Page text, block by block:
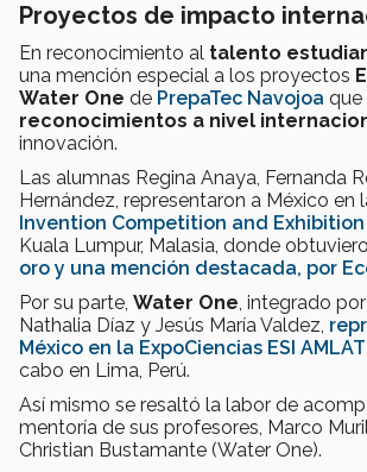
Proyectos de impacto
En reconocimiento al talento
una mención especial a los proyectos
Water One de PrepaTec Navojoa que
reconocimientos a nivel
innovación.
Las alumnas Regina Anaya, Fernanda
Hernández, representaron a México en
Invention Competition and Exhibition
Kuala Lumpur, Malasia, donde
oro y una mención destacada, por
Por su parte, Water One, integrado
Nathalia Díaz y Jesús María Valdez,
México en la ExpoCiencias ESI
cabo en Lima, Perú.
Así mismo se resaltó la labor de
mentoría de sus profesores, Marco
Christian Bustamante (Water One).